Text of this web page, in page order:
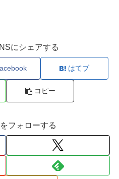
にシェアする
はてブ
コピー
フォローする